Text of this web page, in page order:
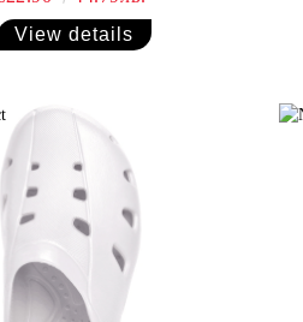
View details